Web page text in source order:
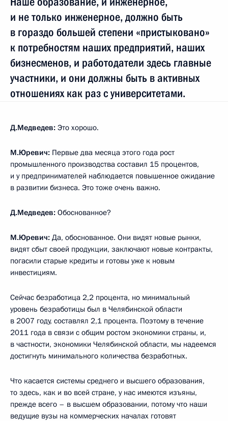
и не только инженерное, должно быть
в гораздо большей степени «пристыковано»
к потребностям наших предприятий, наших
бизнесменов, и работодатели здесь главные
участники, и они должны быть в активных
отношениях как раз с университетами.
Д.Медведев: Это хорошо.
М.Юревич: Первые два месяца этого года рост
промышленного производства составил 15 процентов,
и у предпринимателей наблюдается повышенное ожидание
в развитии бизнеса. Это тоже очень важно.
Д.Медведев: Обоснованное?
М.Юревич: Да, обоснованное. Они видят новые рынки,
видят сбыт своей продукции, заключают новые контракты,
погасили старые кредиты и готовы уже к новым
инвестициям.
Сейчас безработица 2,2 процента, но минимальный
уровень безработицы был в Челябинской области
в 2007 году, составлял 2,1 процента. Поэтому в течение
2011 года в связи с общим ростом экономики страны, и,
в частности, экономики Челябинской области, мы надеемся
достигнуть минимального количества безработных.
Что касается системы среднего и высшего образования,
то здесь, как и во всей стране, у нас имеются изъяны,
прежде всего – в высшем образовании, потому что наши
ведущие вузы на коммерческих началах готовят